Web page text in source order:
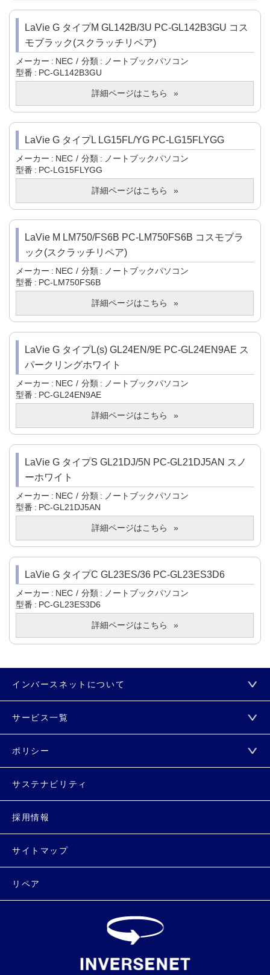
LaVie G タイプM GL142B/3U PC-GL142B3GU コス
モブラック(スクラッチリペア)
メーカー NEC 分類
ノートブックパソコン
型番
PC-GL142B3GU
詳細ページはこちら
LaVie G タイプL LG15FL/YG PC-LG15FLYGG
メーカー NEC 分類
ノートブックパソコン
型番
PC-LG15FLYGG
詳細ページはこちら
LaVie M LM750/FS6B PC-LM750FS6B コスモブラ
ック(スクラッチリペア)
メーカー NEC 分類
ノートブックパソコン
型番
PC-LM750FS6B
詳細ページはこちら
LaVie G タイプL(s) GL24EN/9E PC-GL24EN9AE ス
パークリングホワイト
メーカー NEC 分類
ノートブックパソコン
型番
PC-GL24EN9AE
詳細ページはこちら
LaVie G タイプS GL21DJ/5N PC-GL21DJ5AN スノ
ーホワイト
メーカー NEC 分類
ノートブックパソコン
型番
PC-GL21DJ5AN
詳細ページはこちら
LaVie G タイプC GL23ES/36 PC-GL23ES3D6
メーカー NEC 分類
ノートブックパソコン
型番
PC-GL23ES3D6
詳細ページはこちら
インバースネットについて
サービス一覧
ポリシー
サステナビリティ
採用情報
サイトマップ
リペア